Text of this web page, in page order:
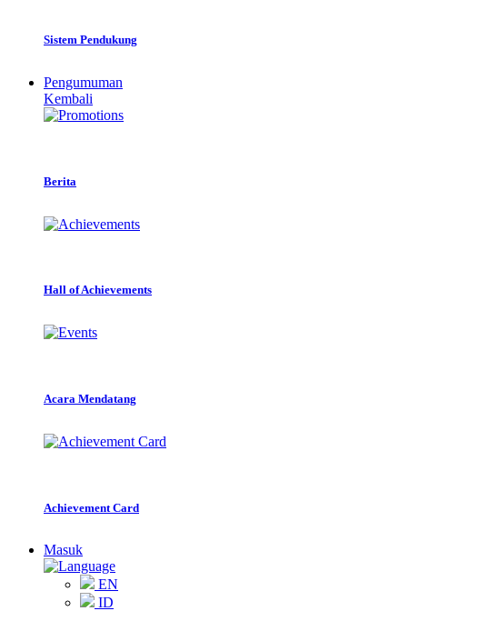
Sistem Pendukung
Pengumuman
Kembali
Berita
Hall of Achievements
Acara Mendatang
Achievement Card
Masuk
EN
ID